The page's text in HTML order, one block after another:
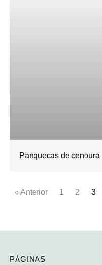
Panquecas de cenoura
« Anterior 1 2 3
PÁGINAS